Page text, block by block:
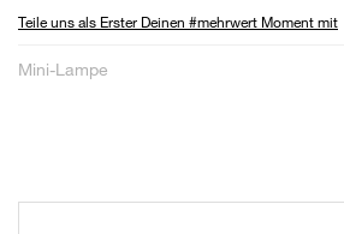
Teile uns als Erster Deinen #mehrwert Moment mit
Mini-Lampe